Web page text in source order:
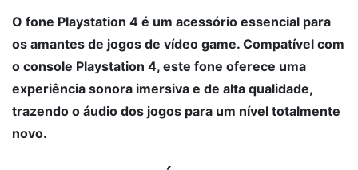
O fone Playstation 4 é um acessório essencial para
os amantes de jogos de vídeo game. Compatível com
o console Playstation 4, este fone oferece uma
experiência sonora imersiva e de alta qualidade,
trazendo o áudio dos jogos para um nível totalmente
novo.